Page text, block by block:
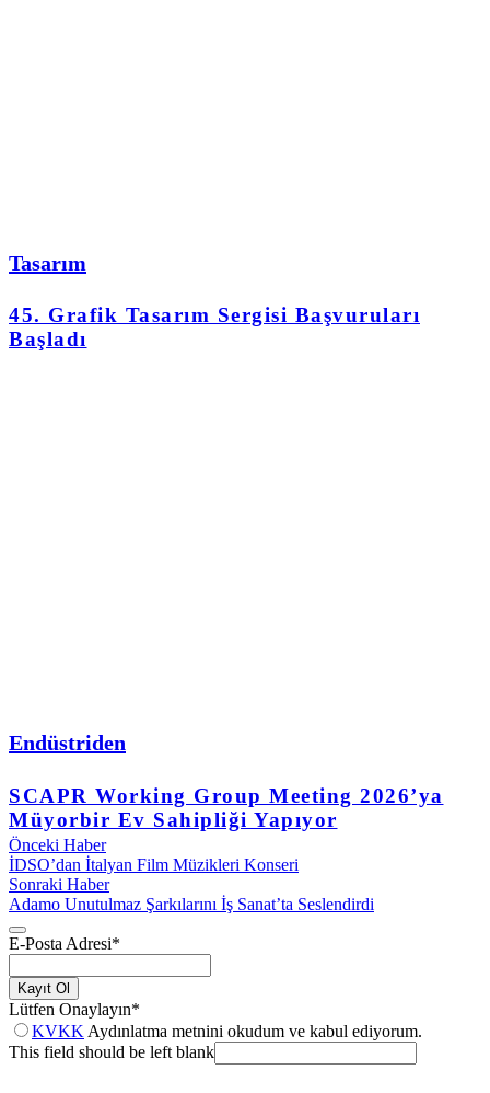
Tasarım
45. Grafik Tasarım Sergisi Başvuruları
Başladı
Endüstriden
SCAPR Working Group Meeting 2026’ya
Müyorbir Ev Sahipliği Yapıyor
Önceki Haber
İDSO’dan İtalyan Film Müzikleri Konseri
Sonraki Haber
Adamo Unutulmaz Şarkılarını İş Sanat’ta Seslendirdi
E-Posta Adresi*
Kayıt Ol
Lütfen Onaylayın*
KVKK Aydınlatma metnini okudum ve kabul ediyorum.
This field should be left blank